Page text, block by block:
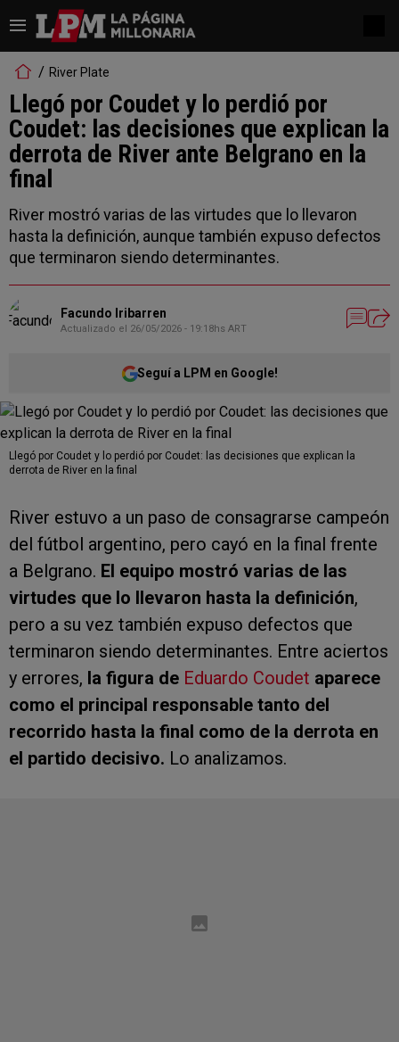
River Plate
Llegó por Coudet y lo perdió por
Coudet: las decisiones que explican la
derrota de River ante Belgrano en la
final
River mostró varias de las virtudes que lo llevaron
hasta la definición, aunque también expuso defectos
que terminaron siendo determinantes.
Facundo Iribarren
Actualizado el 26/05/2026 - 19:18hs ART
Seguí a LPM en Google!
Llegó por Coudet y lo perdió por Coudet: las decisiones que explican la
derrota de River en la final
River estuvo a un paso de consagrarse campeón
del fútbol argentino, pero cayó en la final frente
a Belgrano. El equipo mostró varias de las
virtudes que lo llevaron hasta la definición,
pero a su vez también expuso defectos que
terminaron siendo determinantes. Entre aciertos
y errores, la figura de Eduardo Coudet aparece
como el principal responsable tanto del
recorrido hasta la final como de la derrota en
el partido decisivo. Lo analizamos.